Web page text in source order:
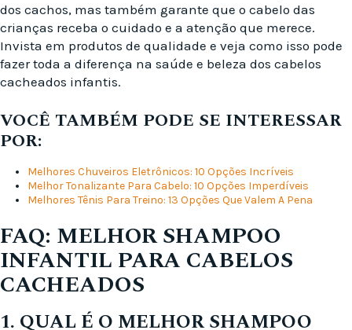
dos cachos, mas também garante que o cabelo das
crianças receba o cuidado e a atenção que merece.
Invista em produtos de qualidade e veja como isso pode
fazer toda a diferença na saúde e beleza dos cabelos
cacheados infantis.
VOCÊ TAMBÉM PODE SE INTERESSAR
POR:
Melhores Chuveiros Eletrônicos: 10 Opções Incríveis
Melhor Tonalizante Para Cabelo: 10 Opções Imperdíveis
Melhores Tênis Para Treino: 13 Opções Que Valem A Pena
FAQ: MELHOR SHAMPOO
INFANTIL PARA CABELOS
CACHEADOS
1. QUAL É O MELHOR SHAMPOO